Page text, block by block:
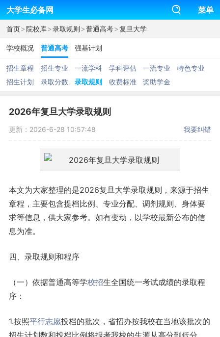
大学生必备网 菜单
首页>院校库>录取规则>普通高考>复旦大学
学校概况 普通高考 强基计划
招生章程 招生专业 一流学科 学科评估 一流专业
特色专业
招生计划
录取分数 录取规则 收费标准 奖助学金
2026年复旦大学录取规则
更新：2026-6-28 10:57:48 我要纠错
本文为大家整理的是2026复旦大学录取规则，来源于招生
章程，主要包含提档比例、专业分配、调剂规则、身体要
求等信息，供大家参考。如有变动，以学校最新公布的信
息为准。
四、录取规则和程序
（一）依据普通高等学校招生全国统一考试成绩的录取程
序：
1.按照平行志愿投档的批次，省招办按我校在当地该批次的